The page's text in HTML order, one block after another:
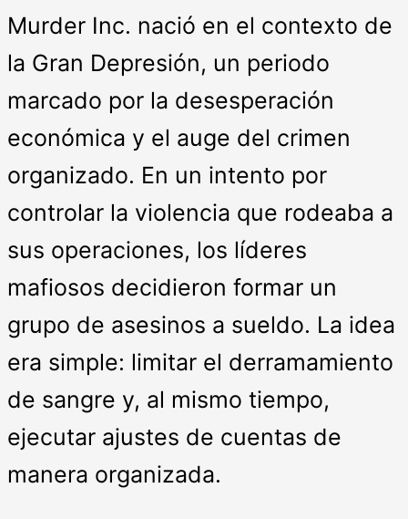
Murder Inc. nació en el contexto de
la Gran Depresión, un periodo
marcado por la desesperación
económica y el auge del crimen
organizado. En un intento por
controlar la violencia que rodeaba a
sus operaciones, los líderes
mafiosos decidieron formar un
grupo de asesinos a sueldo. La idea
era simple: limitar el derramamiento
de sangre y, al mismo tiempo,
ejecutar ajustes de cuentas de
manera organizada.